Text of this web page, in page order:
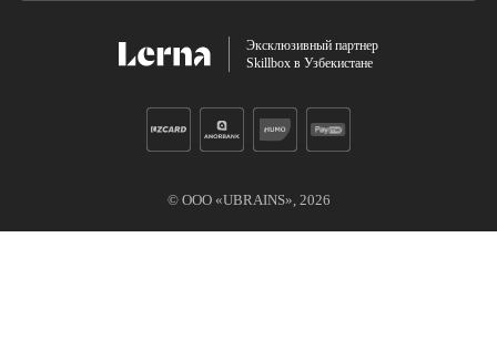
Эксклюзивный партнер
Skillbox в Узбекистане
© ООО «UBRAINS», 2026